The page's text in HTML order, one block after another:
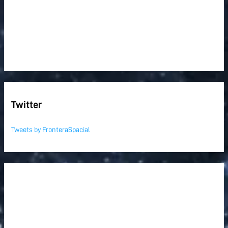
Twitter
Tweets by FronteraSpacial